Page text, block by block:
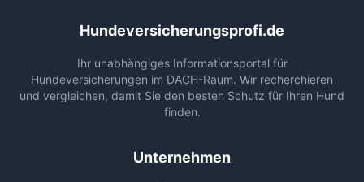
Hundeversicherungsprofi.de
Ihr unabhängiges Informationsportal für
Hundeversicherungen im DACH-Raum. Wir recherchieren
und vergleichen, damit Sie den besten Schutz für Ihren Hund
finden.
Unternehmen